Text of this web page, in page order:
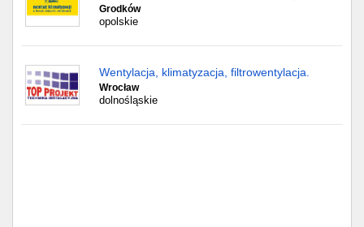
Grodków
opolskie
Wentylacja, klimatyzacja, filtrowentylacja.
Wrocław
dolnośląskie